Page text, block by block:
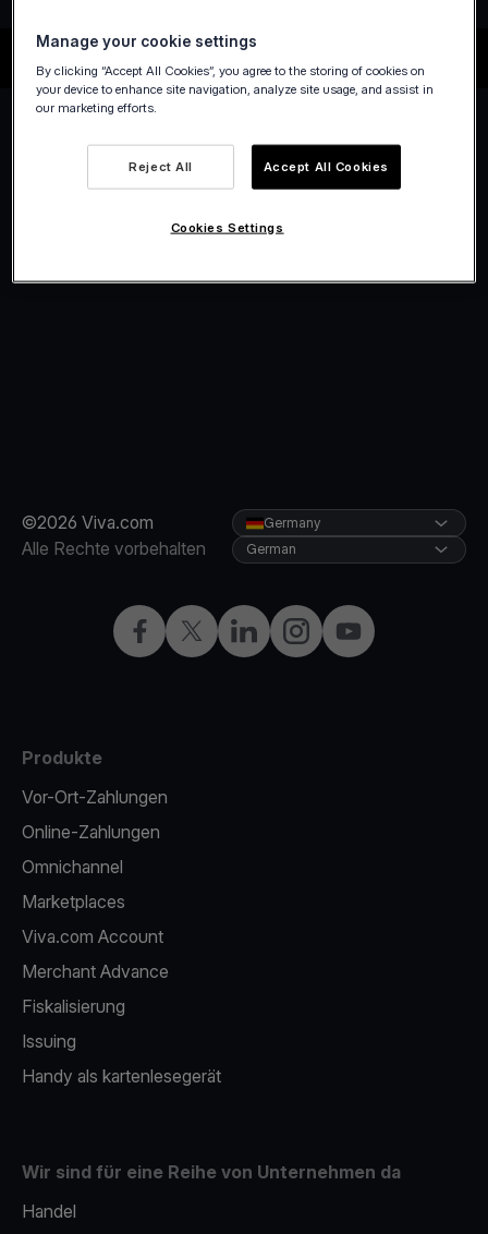
©2026 Viva.com
Alle Rechte vorbehalten
Facebook
X LinkedInInstagramYouTube
Germany
German
Produkte
Vor-Ort-Zahlungen
Online-Zahlungen
Omnichannel
Marketplaces
Viva.com Account
Merchant Advance
Fiskalisierung
Issuing
Handy als kartenlesegerät
Wir sind für eine Reihe von Unternehmen da
Handel
Manage your cookie settings
By clicking “Accept All Cookies”, you agree to the storing of cookies on
your device to enhance site navigation, analyze site usage, and assist in
our marketing efforts.
Reject All Accept All Cookies
Cookies Settings